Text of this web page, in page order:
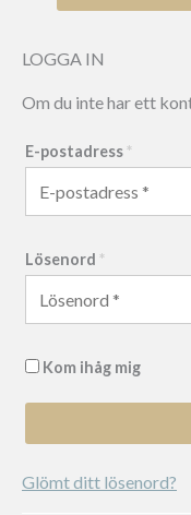
LOGGA IN
Om du inte har ett
E-postadress *
Lösenord *
Kom ihåg mig
Glömt ditt lösenord?